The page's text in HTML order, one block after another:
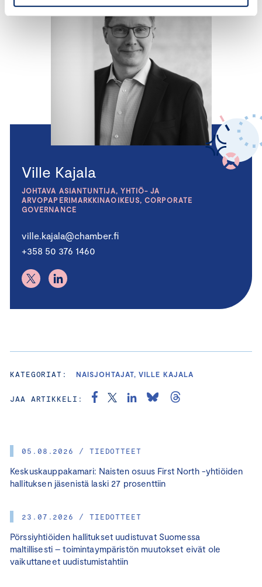
05.08.2026 / TIEDOTTEET
Keskuskauppakamari: Naisten osuus First North -yhtiöiden
hallituksen jäsenistä laski 27 prosenttiin
23.07.2026 / TIEDOTTEET
Pörssiyhtiöiden hallitukset uudistuvat Suomessa
maltillisesti – toimintaympäristön muutokset eivät ole
vaikuttaneet uudistumistahtiin
Ville Kajala
JOHTAVA ASIANTUNTIJA, YHTIÖ- JA
ARVOPAPERIMARKKINAOIKEUS, CORPORATE
GOVERNANCE
ville.kajala@chamber.fi
+358 50 376 1460
KATEGORIAT: NAISJOHTAJAT, VILLE KAJALA
JAA ARTIKKELI: